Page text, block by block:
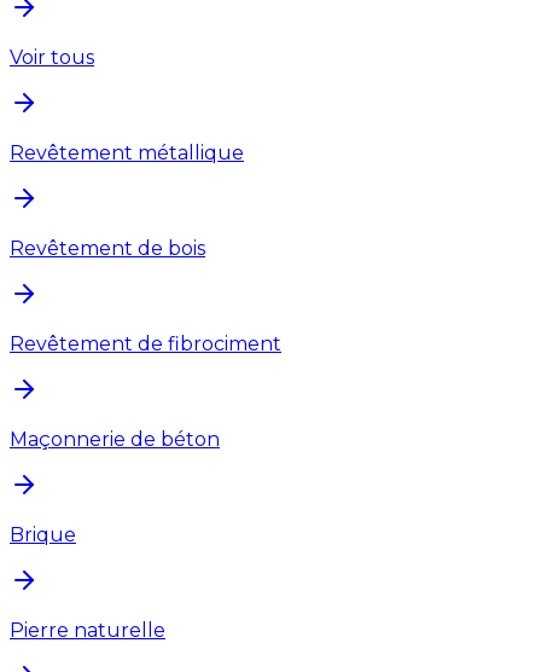
Voir tous
Revêtement métallique
Revêtement de bois
Revêtement de fibrociment
Maçonnerie de béton
Brique
Pierre naturelle